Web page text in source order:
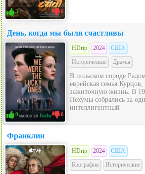
3 0
День, когда мы были счастливы
0 0
HDrip 2024
США
Исторические
Драмы
В польском городе
еврейская семья Курцов,
зажиточную жизнь. В
Нехумы собрались за
интеллигентный
Франклин
HDrip 2024
США
Биография
Исторические